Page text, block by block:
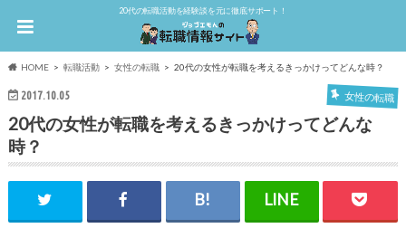
20代の転職活動を経験談を元に徹底サポート！
HOME 転職活動 女性の転職 20代の女性が転職を考えるきっかけってどんな時？
2017.10.05 女性の転職
20代の女性が転職を考えるきっかけってどんな
時？